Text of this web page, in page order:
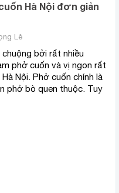
Hà Nội đơn giản
Lê
bởi rất nhiều
phở cuốn và vị ngon rất
Nội. Phở cuốn chính là
phở bò quen thuộc. Tuy